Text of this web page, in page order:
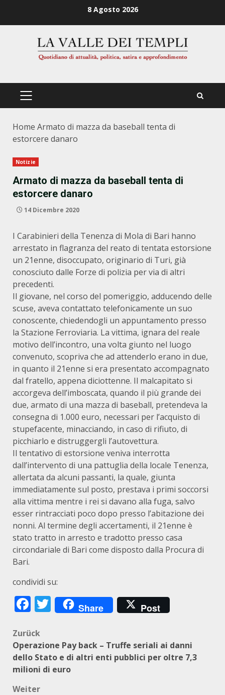
8 Agosto 2026
PRIMÄRES
Home Armato di mazza da baseball tenta di
estorcere danaro
Notizie
Armato di mazza da baseball tenta di
estorcere danaro
14 Dicembre 2020
I Carabinieri della Tenenza di Mola di Bari hanno
arrestato in flagranza del reato di tentata estorsione
un 21enne, disoccupato, originario di Turi, già
conosciuto dalle Forze di polizia per via di altri
precedenti.
Il giovane, nel corso del pomeriggio, adducendo delle
scuse, aveva contattato telefonicamente un suo
conoscente, chiedendogli un appuntamento presso
la Stazione Ferroviaria. La vittima, ignara del reale
motivo dell’incontro, una volta giunto nel luogo
convenuto, scopriva che ad attenderlo erano in due,
in quanto il 21enne si era presentato accompagnato
dal fratello, appena diciottenne. Il malcapitato si
accorgeva dell’imboscata, quando il più grande dei
due, armato di una mazza di baseball, pretendeva la
consegna di 1.000 euro, necessari per l’acquisto di
stupefacente, minacciando, in caso di rifiuto, di
picchiarlo e distruggergli l’autovettura.
Il tentativo di estorsione veniva interrotta
dall’intervento di una pattuglia della locale Tenenza,
allertata da alcuni passanti, la quale, giunta
immediatamente sul posto, prestava i primi soccorsi
alla vittima mentre i rei si davano alla fuga, salvo
esser rintracciati poco dopo presso l’abitazione dei
nonni. Al termine degli accertamenti, il 21enne è
stato tratto in arresto e tradotto presso casa
circondariale di Bari come disposto dalla Procura di
Bari.
condividi su:
Facebook
Twitter
Share Post
Beitragsnavigation
Zurück
Operazione Pay back – Truffe seriali ai danni
dello Stato e di altri enti pubblici per oltre 7,3
milioni di euro
Weiter